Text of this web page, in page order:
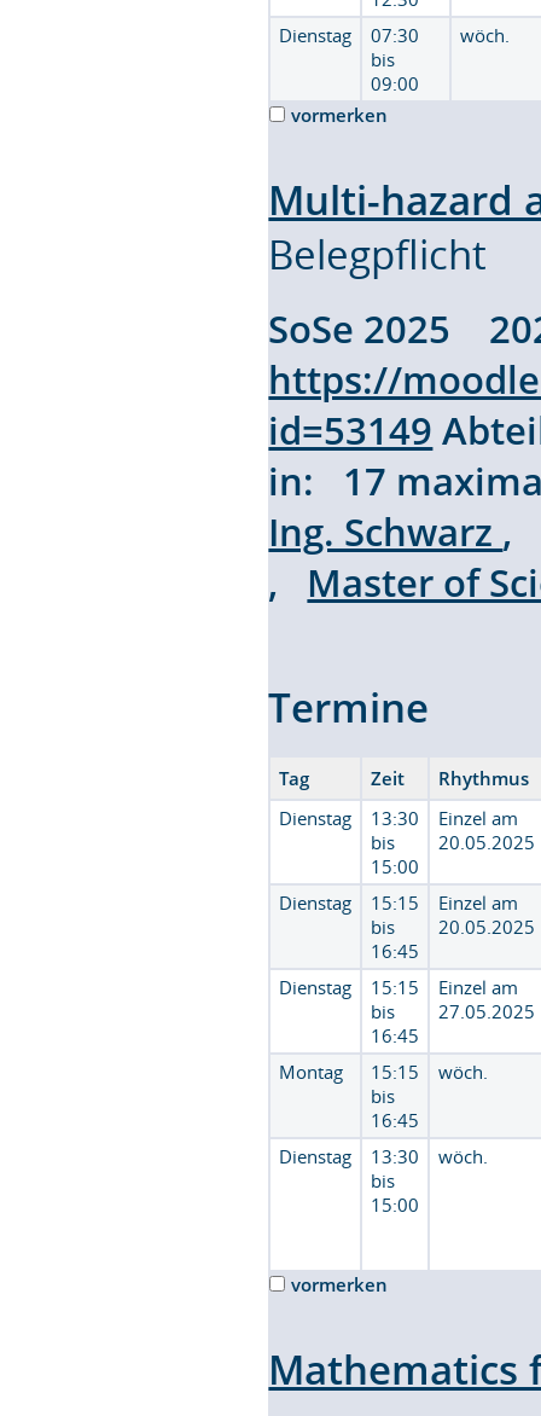
Dienstag
07:30
bis
09:00
wöch.
vormerken
Multi-hazard
Belegpflicht
SoSe 2025
https://
id=53149
in: 17
Ing. Schwarz ,
, Master of
Termine
Tag Zeit
Rhythmus
Dienstag
13:30
bis
15:00
Einzel am
20.05.2025
Dienstag
15:15
bis
16:45
Einzel am
20.05.2025
Dienstag
15:15
bis
16:45
Einzel am
27.05.2025
Montag
15:15
bis
16:45
wöch.
Dienstag
13:30
bis
15:00
wöch.
vormerken
Mathematics